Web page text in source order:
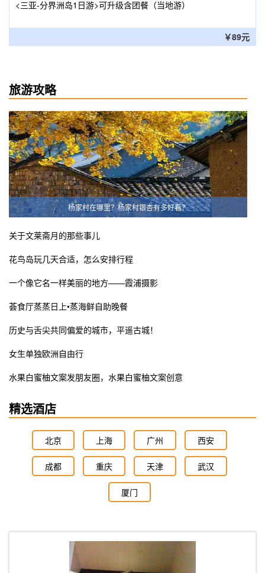
<三亚-分界洲岛1日游>可升级含团餐（当地游）
￥89元
旅游攻略
杨家村在哪里？杨家村银杏有多好看？
关于文莱斋月的那些事儿
花鸟岛玩几天合适，怎么安排行程
一个像它名一样美丽的地方——霞浦摄影
荟食厅蒸蒸日上•蒸海鲜自助晚餐
历史与舌尖共同偏爱的城市，平遥古城！
女生单独欧洲自由行
水果白蜜柚文案发朋友圈，水果白蜜柚文案创意
精选酒店
北京 上海 广州 西安
成都 重庆 天津 武汉
厦门